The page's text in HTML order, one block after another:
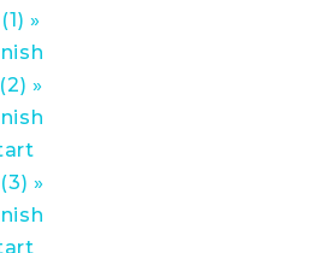
»
»
»